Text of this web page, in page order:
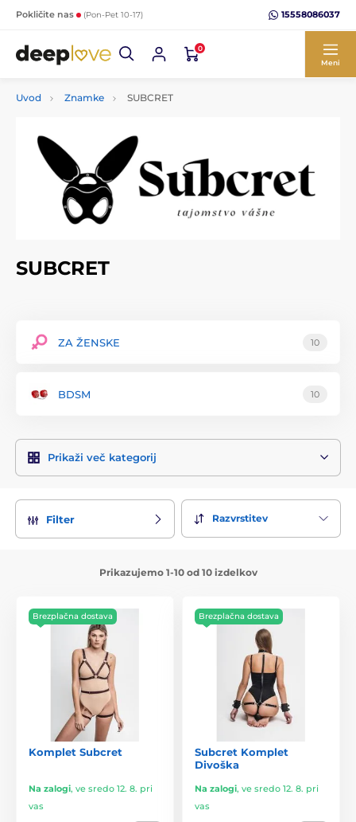
Pokličite nas (Pon-Pet 10-17) 15558086037
0
Meni
Uvod Znamke SUBCRET
SUBCRET
ZA ŽENSKE 10
BDSM 10
Prikaži več kategorij
Filter Razvrstitev
Prikazujemo 1-10 od 10 izdelkov
Brezplačna dostava
Komplet Subcret
Na zalogi, ve sredo 12. 8. pri
vas
Brezplačna dostava
Subcret Komplet
Divoška
Na zalogi, ve sredo 12. 8. pri
vas